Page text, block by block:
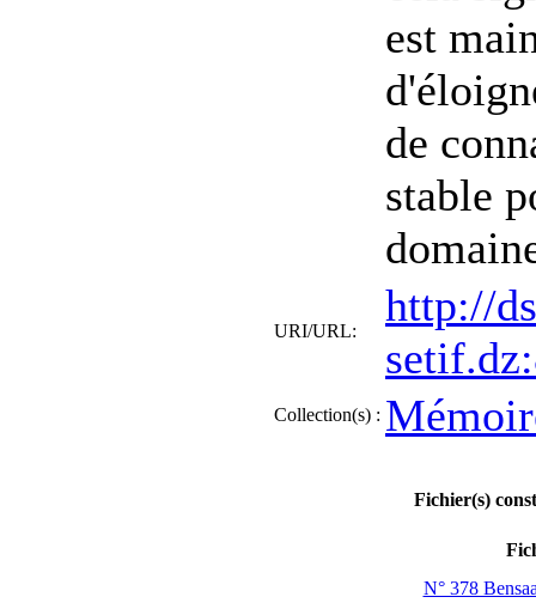
est
de
stable
URI/URL:
http://
Collection(s) :
Fichier(s)
N° 378